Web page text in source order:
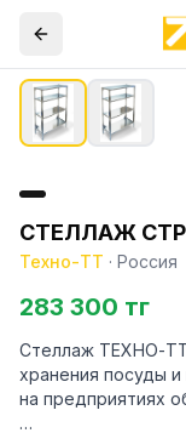
СТЕЛЛАЖ
Техно-ТТ · Россия
283 300 тг
Стеллаж ТЕХНО-ТТ
хранения посуды
на предприятиях